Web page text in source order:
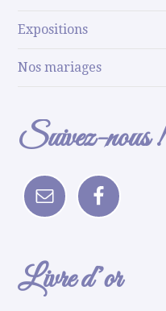
Expositions
Nos mariages
Suivez-nous !
Livre d’or